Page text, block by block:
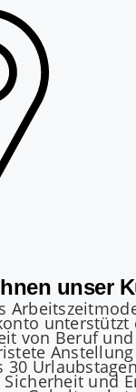
unser
unterstützt
von Beruf
30
und